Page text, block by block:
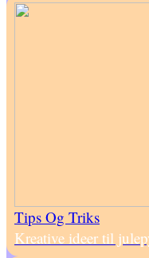
Tips Og Triks
Kreative ideer til